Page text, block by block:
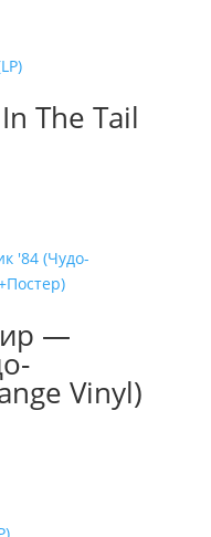
The Tail
—
Vinyl)